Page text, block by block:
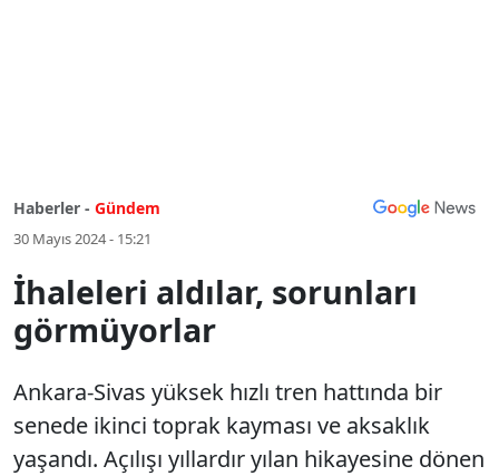
Haberler - Gündem
30 Mayıs 2024 - 15:21
İhaleleri aldılar, sorunları
görmüyorlar
Ankara-Sivas yüksek hızlı tren hattında bir
senede ikinci toprak kayması ve aksaklık
yaşandı. Açılışı yıllardır yılan hikayesine dönen